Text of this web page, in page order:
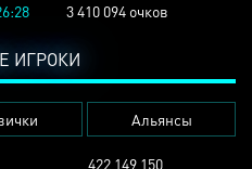
3 410 094 очков
ИГРОКИ
Альянсы
422 149 150